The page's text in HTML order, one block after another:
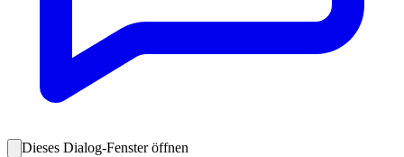
Dieses Dialog-Fenster öffnen